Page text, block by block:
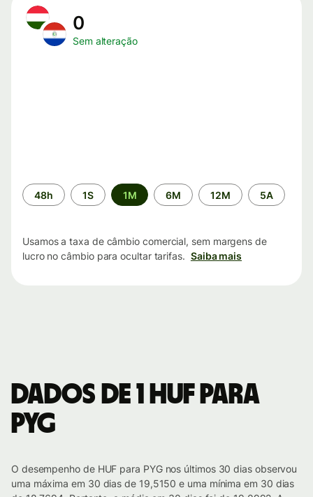
0
Sem alteração
Período
de
48h 1S 1M 6M 12M 5A
Usamos a taxa de câmbio comercial, sem margens de
lucro no câmbio para ocultar tarifas. Saiba mais
Dados de 1 HUF para
PYG
O desempenho de HUF para PYG nos últimos 30 dias observou
uma máxima em 30 dias de 19,5150 e uma mínima em 30 dias